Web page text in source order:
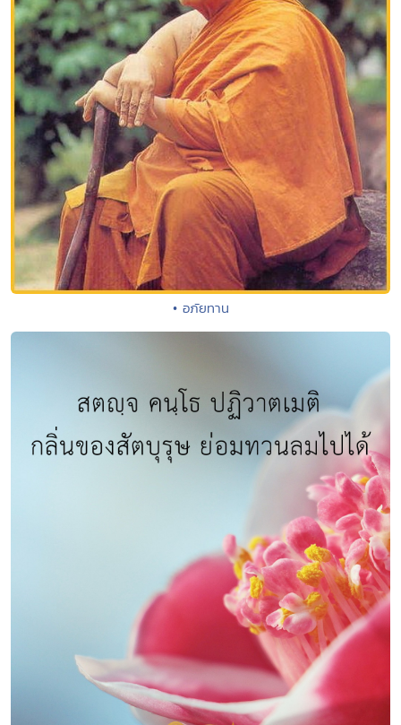
• อภัยทาน